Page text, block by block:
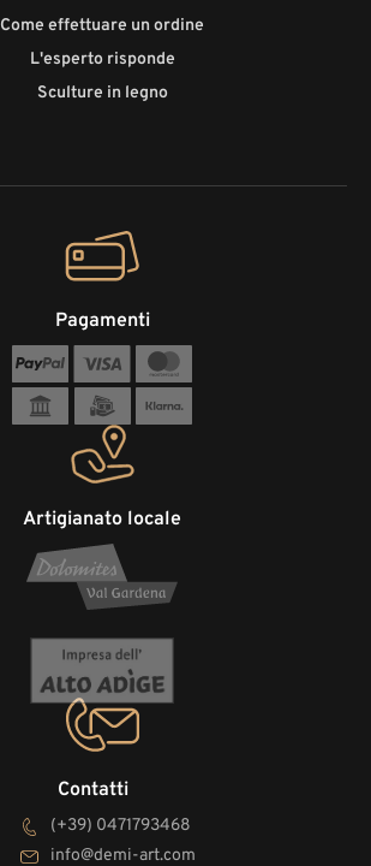
Come effettuare un ordine
L'esperto risponde
Sculture in legno
Contatti
(+39) 0471793468
info@demi-art.com
Artigianato locale
Pagamenti